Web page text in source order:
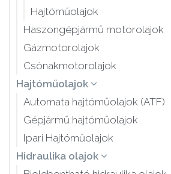
Hajtóműolajok
Haszongépjármű motorolajok
Gázmotorolajok
Csónakmotorolajok
Hajtóműolajok
Automata hajtóműolajok (ATF)
Gépjármű hajtóműolajok
Ipari Hajtóműolajok
Hidraulika olajok